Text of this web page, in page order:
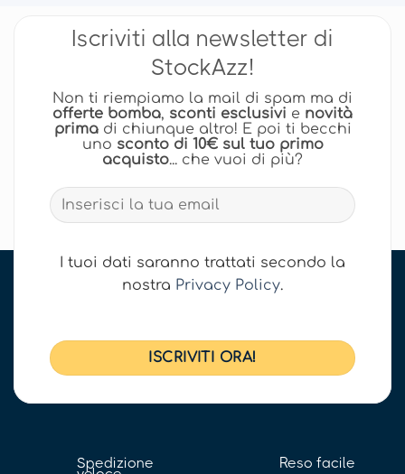
Iscriviti alla newsletter di
StockAzz!
Non ti riempiamo la mail di spam ma di
offerte bomba, sconti esclusivi e novità
primadi chiunque altro! E poi ti becchi
uno sconto di 10€ sul tuo primo
acquisto... che vuoi di più?
I tuoi dati saranno trattati secondo la
nostra Privacy Policy.
Spedizione Reso facile